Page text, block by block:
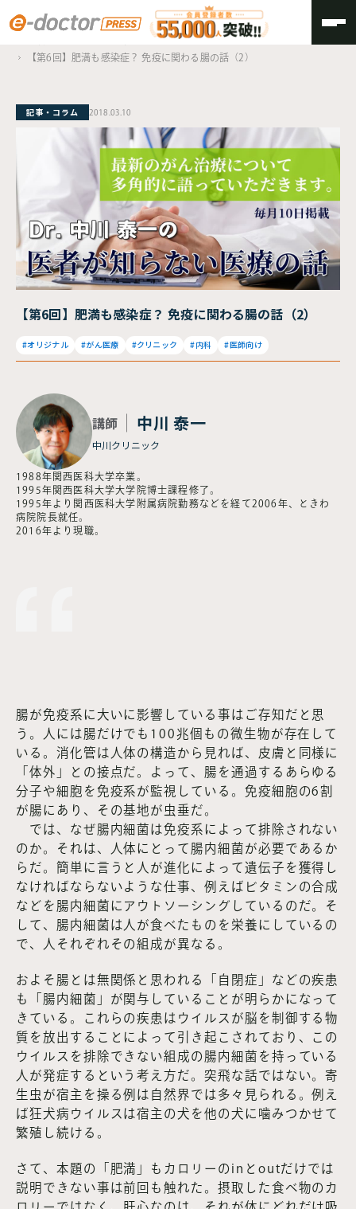
TOP
【第6回】肥満も感染症？ 免疫に関わる腸の話（2）
記事・コラム 2018.03.10
【第6回】肥満も感染症？ 免疫に関わる腸の話（2）
#オリジナル #がん医療 #クリニック #内科 #医師向け
講師 中川 泰一
中川クリニック
1988年関西医科大学卒業。
1995年関西医科大学大学院博士課程修了。
1995年より関西医科大学附属病院勤務などを経て2006年、ときわ
病院院長就任。
2016年より現職。
腸が免疫系に大いに影響している事はご存知だと思
う。人には腸だけでも100兆個もの微生物が存在して
いる。消化管は人体の構造から見れば、皮膚と同様に
「体外」との接点だ。よって、腸を通過するあらゆる
分子や細胞を免疫系が監視している。免疫細胞の6割
が腸にあり、その基地が虫垂だ。
では、なぜ腸内細菌は免疫系によって排除されない
のか。それは、人体にとって腸内細菌が必要であるか
らだ。簡単に言うと人が進化によって遺伝子を獲得し
なければならないような仕事、例えばビタミンの合成
などを腸内細菌にアウトソーシングしているのだ。そ
して、腸内細菌は人が食べたものを栄養にしているの
で、人それぞれその組成が異なる。
およそ腸とは無関係と思われる「自閉症」などの疾患
も「腸内細菌」が関与していることが明らかになって
きている。これらの疾患はウイルスが脳を制御する物
質を放出することによって引き起こされており、この
ウイルスを排除できない組成の腸内細菌を持っている
人が発症するという考え方だ。突飛な話ではない。寄
生虫が宿主を操る例は自然界では多々見られる。例え
ば狂犬病ウイルスは宿主の犬を他の犬に噛みつかせて
繁殖し続ける。
さて、本題の「肥満」もカロリーのinとoutだけでは
説明できない事は前回も触れた。摂取した食べ物のカ